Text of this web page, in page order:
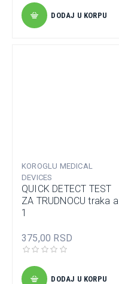
DODAJ U KORPU
KOROGLU MEDICAL
DEVICES
QUICK DETECT TEST
ZA TRUDNOCU traka a
1
375,00 RSD
DODAJ U KORPU